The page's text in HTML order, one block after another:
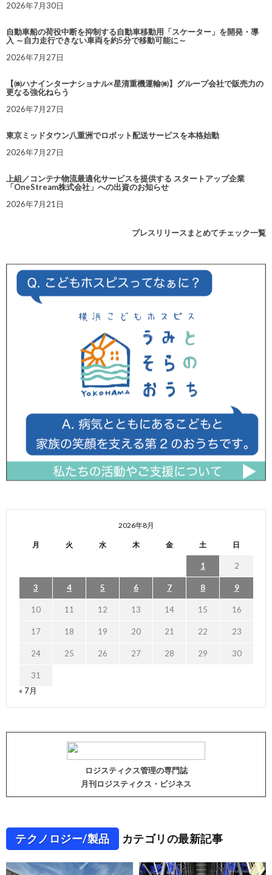
2026年7月30日
自動車船の荷役中断を抑制する自動車移動用「スケーター」を開発・導
入 ～自力走行できない車両を約5分で移動可能に～
2026年7月27日
【㈱ハナインターナショナル×星清重機運輸㈱】グループ会社で販売力の
更なる強化ねらう
2026年7月27日
東京ミッドタウン八重洲でロボット配送サービスを本格始動
2026年7月27日
上組／コンテナ物流最適化サービスを提供する スタートアップ企業
「OneStream株式会社」への出資のお知らせ
2026年7月21日
プレスリリースまとめてチェック一覧
2026年8月
月 火 水 木 金 土 日
1 2
3 4 5 6 7 8 9
10 11 12 13 14 15 16
17 18 19 20 21 22 23
24 25 26 27 28 29 30
31
« 7月
ロジスティクス管理の専門誌
月刊ロジスティクス・ビジネス
テクノロジー/製品 カテゴリの最新記事